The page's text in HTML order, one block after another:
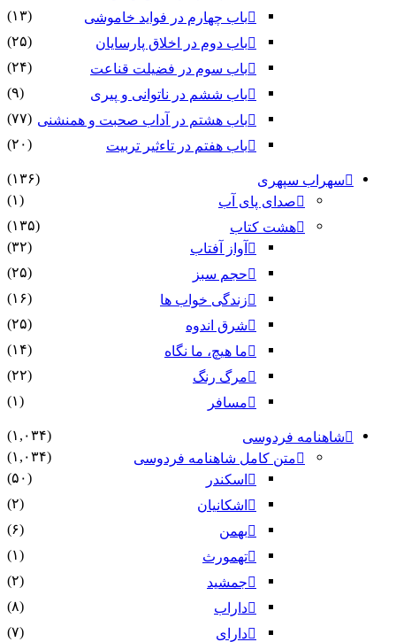
باب چهارم در فواید خاموشى
(۱۳)
باب دوم در اخلاق پارسایان
(۲۵)
باب سوم در فضیلت قناعت
(۲۴)
باب ششم در ناتوانى و پیرى
(۹)
باب هشتم در آداب صحبت و همنشنى (۷۷)
باب هفتم در تاءثیر تربیت
(۲۰)
سهراب سپهری
(۱۳۶)
صدای پای آب
(۱)
هشت کتاب
(۱۳۵)
آواز آفتاب
(۳۲)
حجم سبز
(۲۵)
زندگی خواب ها
(۱۶)
شرق اندوه
(۲۵)
ما هیچ، ما نگاه
(۱۴)
مرگ رنگ
(۲۲)
مسافر
(۱)
شاهنامه فردوسی
(۱,۰۳۴)
متن کامل شاهنامه فردوسی
(۱,۰۳۴)
اسکندر
(۵۰)
اشکانیان
(۲)
بهمن
(۶)
تهمورث
(۱)
جمشید
(۲)
داراب
(۸)
دارای
(۷)